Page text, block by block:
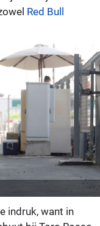
Red Bull
indruk, want in